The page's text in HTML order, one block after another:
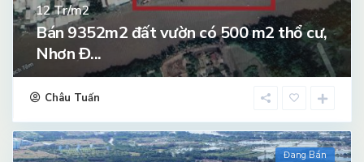
12Tr/m2
Bán 9352m2 đất vườn có 500 m2 thổ cư,
Nhơn Đ...
Châu Tuấn
Đang Bán